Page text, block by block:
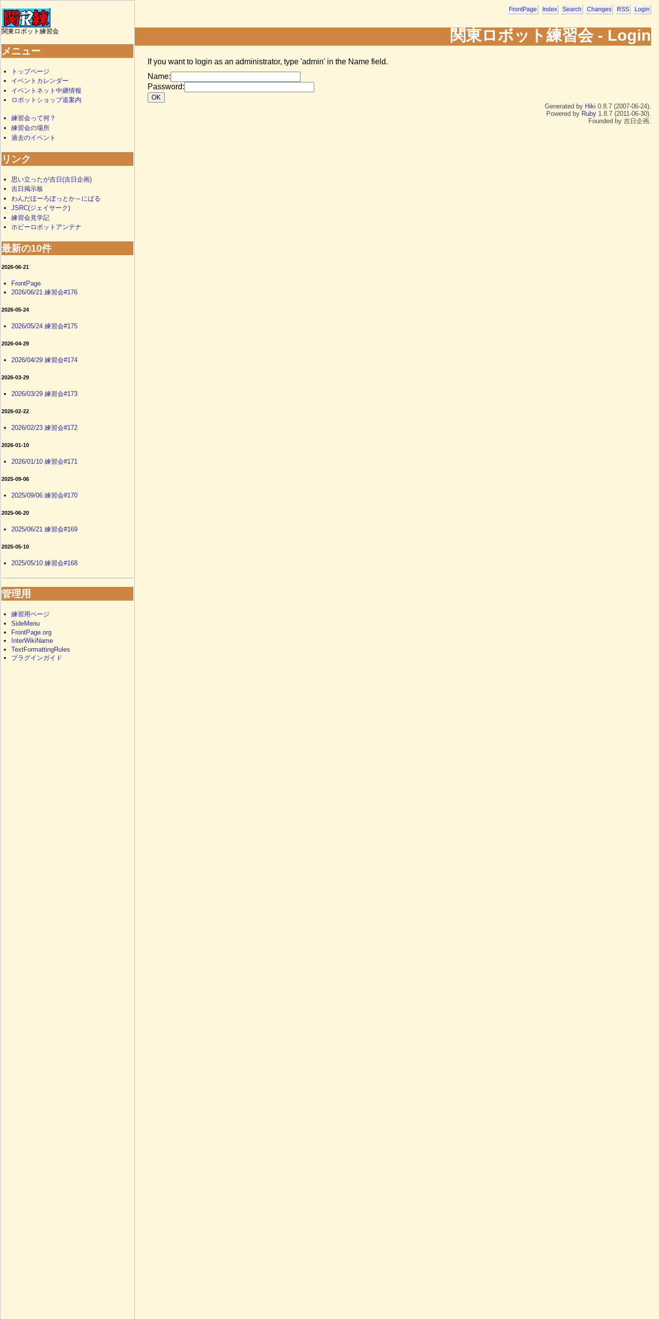
FrontPage Index Search Changes RSS Login
関東ロボット練習会 - Login
If you want to login as an administrator, type 'admin' in the Name field.
Name:
Password:
関東ロボット練習会
メニュー
トップページ
イベントカレンダー
イベントネット中継情報
ロボットショップ道案内
練習会って何？
練習会の場所
過去のイベント
リンク
思い立ったが吉日(吉日企画)
吉日掲示板
わんだほーろぼっとか～にばる
JSRC(ジェイサーク)
練習会見学記
ホビーロボットアンテナ
最新の10件
2026-06-21
FrontPage
2026/06/21 練習会#176
2026-05-24
2026/05/24 練習会#175
2026-04-29
2026/04/29 練習会#174
2026-03-29
2026/03/29 練習会#173
2026-02-22
2026/02/23 練習会#172
2026-01-10
2026/01/10 練習会#171
2025-09-06
2025/09/06 練習会#170
2025-06-20
2025/06/21 練習会#169
2025-05-10
2025/05/10 練習会#168
管理用
練習用ページ
SideMenu
FrontPage.org
InterWikiName
TextFormattingRules
プラグインガイド
Generated by Hiki 0.8.7 (2007-06-24).
Powered by Ruby 1.8.7 (2011-06-30).
Founded by 吉日企画.